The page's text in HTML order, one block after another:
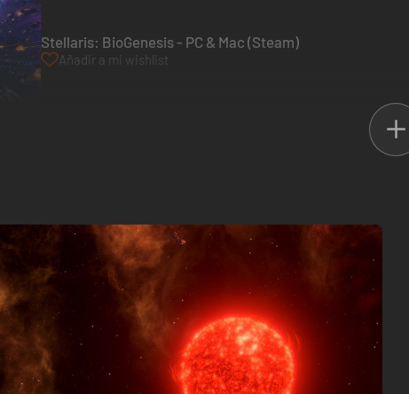
Stellaris: BioGenesis - PC & Mac (Steam)
Añadir a mi wishlist